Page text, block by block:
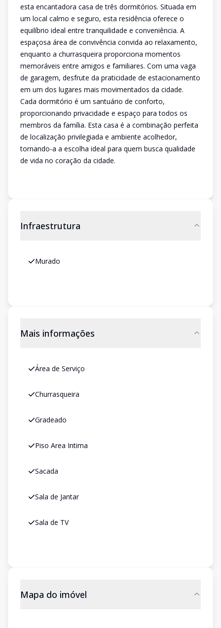
esta encantadora casa de três dormitórios. Situada em
um local calmo e seguro, esta residência oferece o
equilíbrio ideal entre tranquilidade e conveniência. A
espaçosa área de convivência convida ao relaxamento,
enquanto a churrasqueira proporciona momentos
memoráveis entre amigos e familiares. Com uma vaga
de garagem, desfrute da praticidade de estacionamento
em um dos lugares mais movimentados da cidade.
Cada dormitório é um santuário de conforto,
proporcionando privacidade e espaço para todos os
membros da família. Esta casa é a combinação perfeita
de localização privilegiada e ambiente acolhedor,
tornando-a a escolha ideal para quem busca qualidade
de vida no coração da cidade.
Infraestrutura
Murado
Mais informações
Área de Serviço
Churrasqueira
Gradeado
Piso Area Intima
Sacada
Sala de Jantar
Sala de TV
Mapa do imóvel